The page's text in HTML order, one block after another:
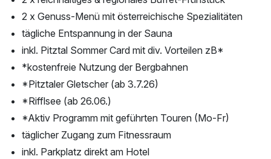
2 x Genuss-Menü mit österreichische Spezialitäten
tägliche Entspannung in der Sauna
inkl. Pitztal Sommer Card mit div. Vorteilen zB*
*kostenfreie Nutzung der Bergbahnen
*Pitztaler Gletscher (ab 3.7.26)
*Rifflsee (ab 26.06.)
*Aktiv Programm mit geführten Touren (Mo-Fr)
täglicher Zugang zum Fitnessraum
inkl. Parkplatz direkt am Hotel